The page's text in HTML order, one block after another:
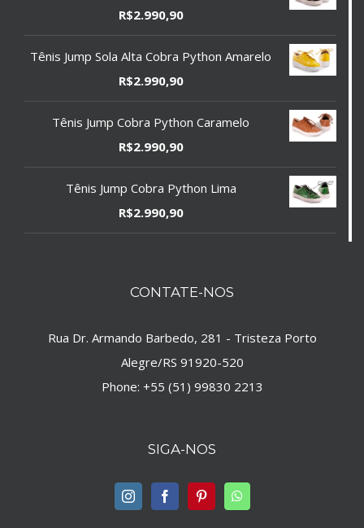
R$2.990,90
Tênis Jump Sola Alta Cobra Python Amarelo
R$2.990,90
Tênis Jump Cobra Python Caramelo
R$2.990,90
Tênis Jump Cobra Python Lima
R$2.990,90
CONTATE-NOS
Rua Dr. Armando Barbedo, 281 - Tristeza Porto
Alegre/RS 91920-520
Phone: +55 (51) 99830 2213
SIGA-NOS